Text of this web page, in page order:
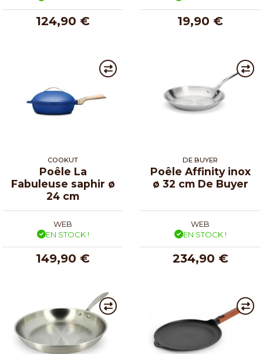
124,90 € 19,90 €
COOKUT
Poêle La
Fabuleuse saphir ø
24 cm
WEB
EN STOCK !
149,90 €
DE BUYER
Poêle Affinity inox
ø 32 cm De Buyer
WEB
EN STOCK !
234,90 €